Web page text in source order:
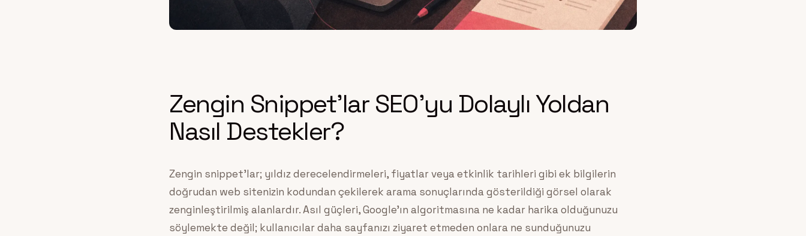
Zengin Snippet’lar SEO’yu Dolaylı Yoldan
Nasıl Destekler?
Zengin snippet’lar; yıldız derecelendirmeleri, fiyatlar veya etkinlik tarihleri gibi ek bilgilerin
doğrudan web sitenizin kodundan çekilerek arama sonuçlarında gösterildiği görsel olarak
zenginleştirilmiş alanlardır. Asıl güçleri, Google’ın algoritmasına ne kadar harika olduğunuzu
söylemekte değil; kullanıcılar daha sayfanızı ziyaret etmeden onlara ne sunduğunuzu